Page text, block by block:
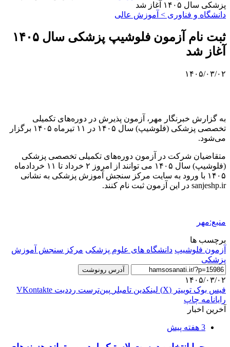
پزشکی سال ۱۴۰۵ آغاز شد
دانشگاه و فناوری > آموزش عالی
ثبت نام آزمون فلوشیپ پزشکی سال ۱۴۰۵
آغاز شد
۱۴۰۵/۰۳/۰۲
به گزارش خبرنگار مهر، آزمون پذیرش در دوره‌های تکمیلی
تخصصی پزشکی (فلوشیپ) سال ۱۴۰۵ در ۱۱ تیرماه ۱۴۰۵ برگزار
می‌شود.
متقاضیان شرکت در آزمون دوره‌های تکمیلی تخصصی پزشکی
(فلوشیپ) سال ۱۴۰۵ می توانند از امروز ۲ خرداد تا ۱۱ خردادماه
۱۴۰۵ با ورود به سایت مرکز سنجش آموزش پزشکی به نشانی
sanjeshp.ir در این آزمون ثبت نام کنند.
منبع:مهر
برچسب ها
آزمون فلوشیپ دانشگاه های علوم پزشکی مرکز سنجش آموزش
پزشکی
آدرس رونوشت
۱۴۰۵/۰۳/۰۲
فیس بوک توییتر (X) لینکدین ‫تامبلر ‫پین‌ترست ‫رددیت ‫VKontakte
رایانامه چاپ
آخرین اخبار
3 هفته پیش